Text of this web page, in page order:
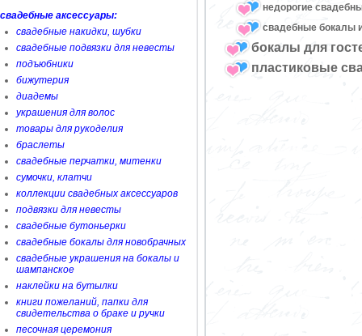
свадебные аксессуары:
свадебные накидки, шубки
свадебные подвязки для невесты
подъюбники
бижутерия
диадемы
украшения для волос
товары для рукоделия
браслеты
свадебные перчатки, митенки
сумочки, клатчи
коллекции свадебных аксессуаров
подвязки для невесты
свадебные бутоньерки
свадебные бокалы для новобрачных
свадебные украшения на бокалы и
шампанское
наклейки на бутылки
книги пожеланий, папки для
свидетельства о браке и ручки
песочная церемония
недорогие
свадебные бокалы
бокалы для
пластиковые